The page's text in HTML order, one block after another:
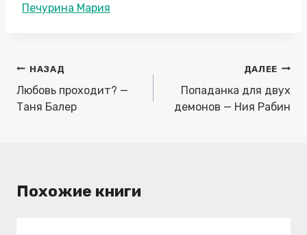
Метки
Печурина Мария
Навигация
по
записям
НАЗАД
Любовь проходит? —
Таня Балер
ДАЛЕЕ
Попаданка для двух
демонов — Ния Рабин
Похожие книги